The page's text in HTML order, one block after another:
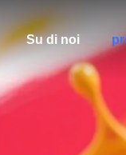
Su di noi